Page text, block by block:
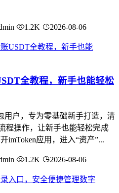
1.2K 2026-08-06
全教程，新手也能轻松
用户，专为零基础新手打造，清
程操作，让新手也能轻松完成
imToken应用，进入“资产”...
1.2K 2026-08-06